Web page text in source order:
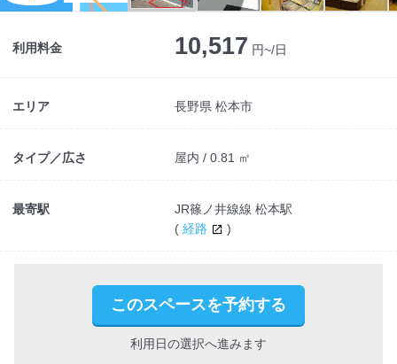
Next
利用料金 10,517 円~/日
エリア 長野県 松本市
タイプ／広さ 屋内 / 0.81 ㎡
最寄駅
JR篠ノ井線線 松本駅
( 経路 )
このスペースを予約する
利用日の選択へ進みます